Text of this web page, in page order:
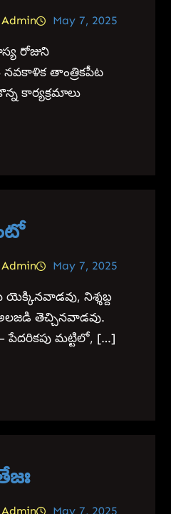
Admin May 7, 2025
రోజుని
నవకాళిక తాంత్రికపీట
కార్యక్రమాలు
Admin May 7, 2025
నిశ్శబ్ద
తెచ్చినవాడవు.
– పేదరికపు మట్టిలో, […]
Admin May 7, 2025